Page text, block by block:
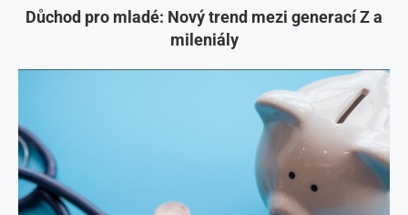
Důchod pro mladé: Nový trend mezi generací Z a
mileniály